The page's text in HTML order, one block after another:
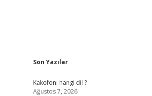
Sidebar
Son Yazılar
Kakofoni hangi dil ?
Ağustos 7, 2026